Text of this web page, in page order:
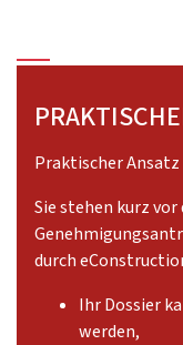
Praktischer Ansatz
Sie stehen kurz
durch
Ihr Dossier
werden,